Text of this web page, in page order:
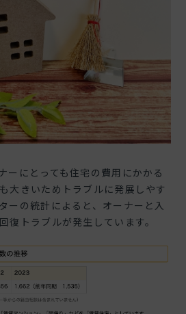
ーにとっても住宅の費用にかかる
大きいためトラブルに発展しやす
ーの統計によると、オーナーと入
復トラブルが発生しています。